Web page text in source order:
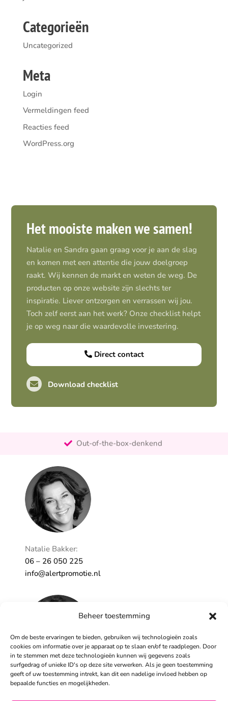
Beheer toestemming
Om de beste ervaringen te bieden, gebruiken wij technologieën zoals
cookies om informatie over je apparaat op te slaan en/of te raadplegen. Door
in te stemmen met deze technologieën kunnen wij gegevens zoals
surfgedrag of unieke ID's op deze site verwerken. Als je geen toestemming
geeft of uw toestemming intrekt, kan dit een nadelige invloed hebben op
bepaalde functies en mogelijkheden.
Categorieën
Uncategorized
Meta
Login
Vermeldingen feed
Reacties feed
WordPress.org
Het mooiste maken we samen!
Natalie en Sandra gaan graag voor je aan de slag
en komen met een attentie die jouw doelgroep
raakt. Wij kennen de markt en weten de weg. De
producten op onze website zijn slechts ter
inspiratie. Liever ontzorgen en verrassen wij jou.
Toch zelf eerst aan het werk? Onze checklist helpt
je op weg naar die waardevolle investering.
Direct contact
Download checklist
Natalie Bakker:
06 – 26 050 225
info@alertpromotie.nl
Sandra Peters:
06 – 26 050 230